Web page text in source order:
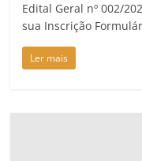
Edital Geral nº 002/
sua Inscrição
Ler mais